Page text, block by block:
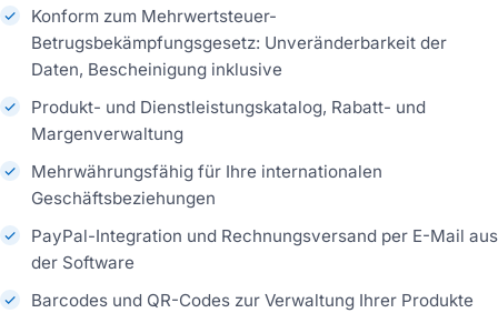
Konform zum Mehrwertsteuer-
Betrugsbekämpfungsgesetz: Unveränderbarkeit der
Daten, Bescheinigung inklusive
Produkt- und Dienstleistungskatalog, Rabatt- und
Margenverwaltung
Mehrwährungsfähig für Ihre internationalen
Geschäftsbeziehungen
PayPal-Integration und Rechnungsversand per E-Mail aus
der Software
Barcodes und QR-Codes zur Verwaltung Ihrer Produkte